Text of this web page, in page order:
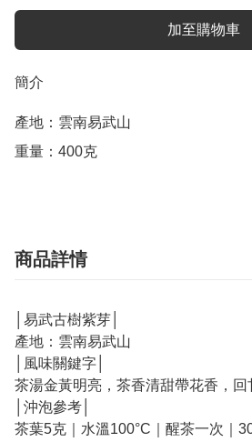
加至購物車
簡介
產地：雲南易武山
重量：400克
商品詳情
│易武古樹紫芽│
產地：雲南易武山
│風味關鍵字│
茶湯金黃明亮，茶香清甜帶花香，回
│沖泡參考│
茶葉5克｜水溫100°C｜醒茶一次｜